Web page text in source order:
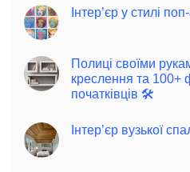
Інтер’єр у стилі
Полиці своїми
креслення та 100+
початківців 🛠️
Інтер’єр вузької